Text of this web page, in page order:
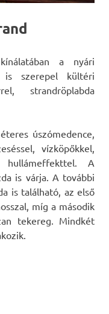
a nyári
is szerepel kültéri
strandröplabda
úszómedence,
vízköpőkkel,
hullámeffekttel. A
is várja. A további
is található, az első
míg a második
tekereg. Mindkét